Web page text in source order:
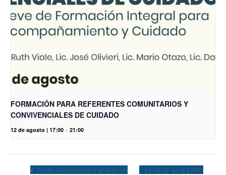
FORMACIÓN PARA REFERENTES COMUNITARIOS Y
CONVIVENCIALES DE CUIDADO
12 de agosto | 17:00 - 21:00
Curso Construcción y análisis de
La UCSF en la EXPO